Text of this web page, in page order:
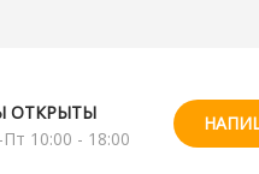
ОТКРЫТЫ
10:00 - 18:00